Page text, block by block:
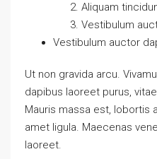
Aliquam
Vestibulum
Vestibulum auctor
Ut non gravida arcu.
dapibus laoreet purus,
Mauris massa est, lobortis
amet ligula. Maecenas
laoreet.